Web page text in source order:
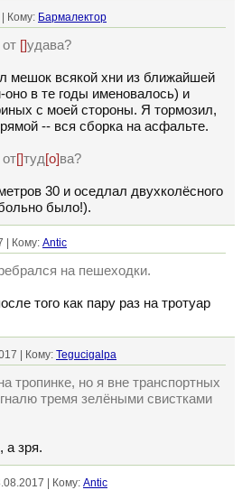
| Кому: Бармалектор
[]удава?
мешок всякой хни из ближайшей
оно в те годы именовалось) и
с моей стороны. Я тормозил,
-- вся сборка на асфальте.
[]туд[о]ва?
30 и оседлал двухколёсного
было!).
| Кому: Antic
на пешеходки.
того как пару раз на тротуар
| Кому: Tegucigalpa
тропинке, но я вне транспортных
тремя зелёными свистками
а зря.
| Кому: Antic